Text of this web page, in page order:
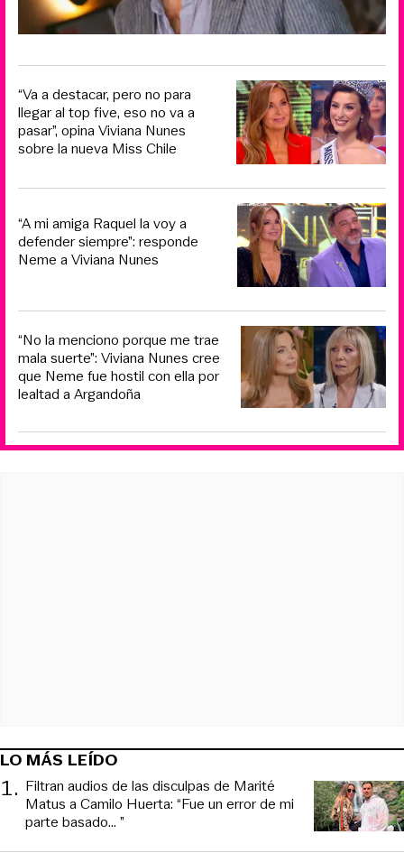
“Va a destacar, pero no para
llegar al top five, eso no va a
pasar”, opina Viviana Nunes
sobre la nueva Miss Chile
“A mi amiga Raquel la voy a
defender siempre”: responde
Neme a Viviana Nunes
“No la menciono porque me trae
mala suerte”: Viviana Nunes cree
que Neme fue hostil con ella por
lealtad a Argandoña
LO MÁS LEÍDO
1. Filtran audios de las disculpas de Marité
Matus a Camilo Huerta: “Fue un error de mi
parte basado... ”